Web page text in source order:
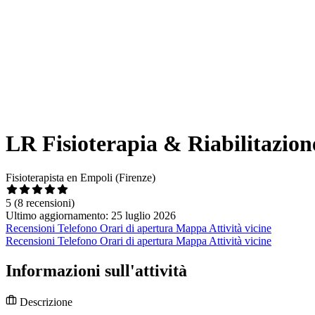
LR Fisioterapia &
Fisioterapista en Empoli (Firenze)
5 (8 recensioni)
Ultimo aggiornamento: 25 luglio 2026
Recensioni Telefono Orari di apertura Mappa Attività vicine
Recensioni Telefono Orari di apertura Mappa Attività vicine
Informazioni sull'attività
Descrizione